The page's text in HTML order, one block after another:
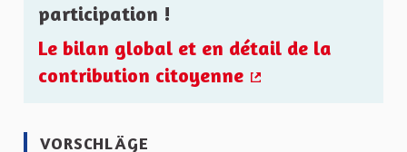
participation !
Le bilan global et en détail de la
contribution citoyenne
VORSCHLÄGE